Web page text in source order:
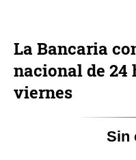
La Bancaria
nacional de 24
viernes
Sin